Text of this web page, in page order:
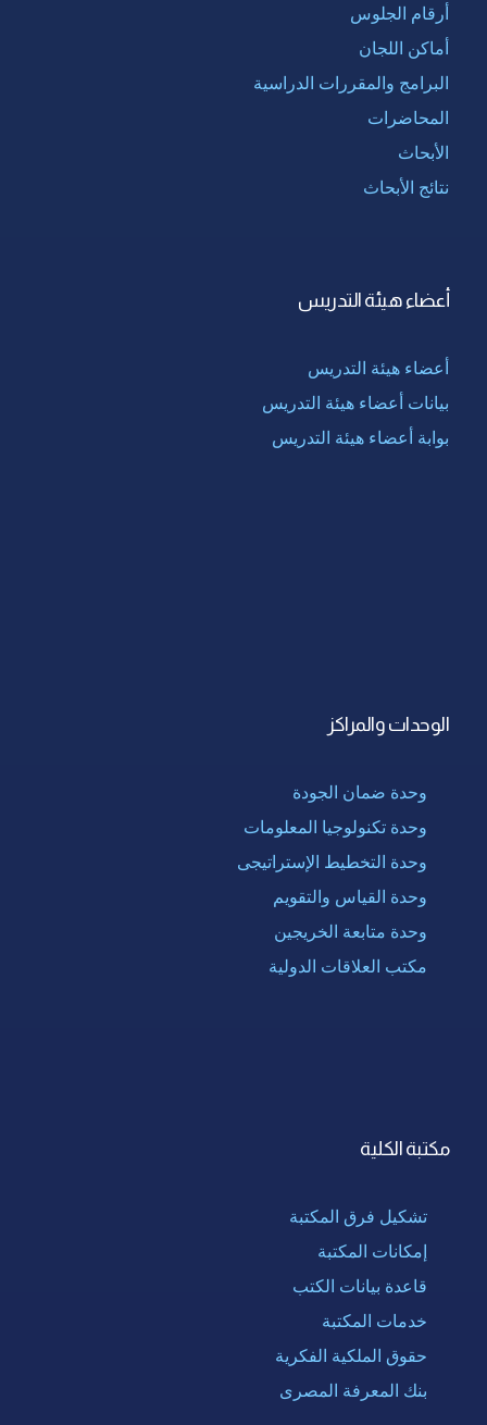
أرقام الجلوس
أماكن اللجان
البرامج والمقررات الدراسية
المحاضرات
الأبحاث
نتائج الأبحاث
أعضاء هيئة التدريس
أعضاء هيئة التدريس
بيانات أعضاء هيئة التدريس
بوابة أعضاء هيئة التدريس
الوحدات والمراكز
وحدة ضمان الجودة
وحدة تكنولوجيا المعلومات
وحدة التخطيط الإستراتيجى
وحدة القياس والتقويم
وحدة متابعة الخريجين
مكتب العلاقات الدولية
مكتبة الكلية
تشكيل فرق المكتبة
إمكانات المكتبة
قاعدة بيانات الكتب
خدمات المكتبة
حقوق الملكية الفكرية
بنك المعرفة المصرى